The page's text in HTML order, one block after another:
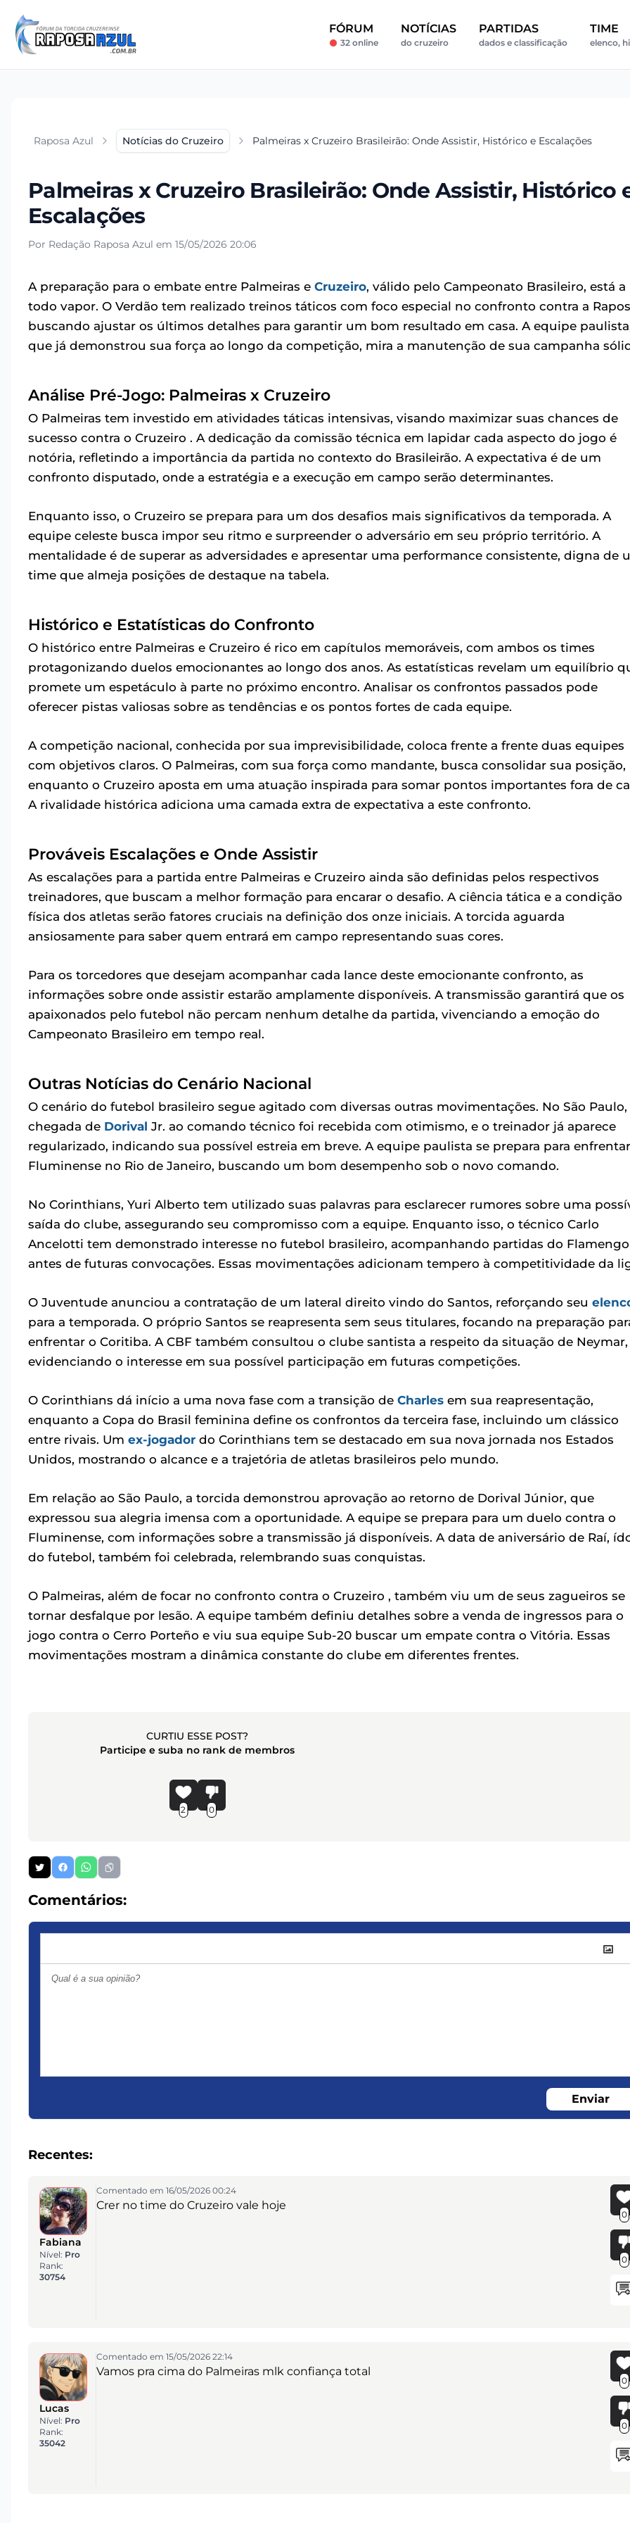
FÓRUM
32 online
NOTÍCIAS
do cruzeiro
PARTIDAS
dados e classificação
TIME
elenco,
Raposa Azul Notícias do Cruzeiro Palmeiras x Cruzeiro Brasileirão: Onde Assistir, Histórico e Escalações
Palmeiras x Cruzeiro Brasileirão: Onde Assistir, Histórico
Escalações
Por Redação Raposa Azul em 15/05/2026 20:06
A preparação para o embate entre Palmeiras e Cruzeiro, válido pelo Campeonato Brasileiro, está a
todo vapor. O Verdão tem realizado treinos táticos com foco especial no confronto contra a
buscando ajustar os últimos detalhes para garantir um bom resultado em casa. A equipe
que já demonstrou sua força ao longo da competição, mira a manutenção de sua campanha
Análise Pré-Jogo: Palmeiras x Cruzeiro
O Palmeiras tem investido em atividades táticas intensivas, visando maximizar suas chances de
sucesso contra o Cruzeiro . A dedicação da comissão técnica em lapidar cada aspecto do jogo é
notória, refletindo a importância da partida no contexto do Brasileirão. A expectativa é de um
confronto disputado, onde a estratégia e a execução em campo serão determinantes.
Enquanto isso, o Cruzeiro se prepara para um dos desafios mais significativos da temporada. A
equipe celeste busca impor seu ritmo e surpreender o adversário em seu próprio território. A
mentalidade é de superar as adversidades e apresentar uma performance consistente, digna de
time que almeja posições de destaque na tabela.
Histórico e Estatísticas do Confronto
O histórico entre Palmeiras e Cruzeiro é rico em capítulos memoráveis, com ambos os times
protagonizando duelos emocionantes ao longo dos anos. As estatísticas revelam um equilíbrio
promete um espetáculo à parte no próximo encontro. Analisar os confrontos passados pode
oferecer pistas valiosas sobre as tendências e os pontos fortes de cada equipe.
A competição nacional, conhecida por sua imprevisibilidade, coloca frente a frente duas equipes
com objetivos claros. O Palmeiras, com sua força como mandante, busca consolidar sua posição,
enquanto o Cruzeiro aposta em uma atuação inspirada para somar pontos importantes fora de
A rivalidade histórica adiciona uma camada extra de expectativa a este confronto.
Prováveis Escalações e Onde Assistir
As escalações para a partida entre Palmeiras e Cruzeiro ainda são definidas pelos respectivos
treinadores, que buscam a melhor formação para encarar o desafio. A ciência tática e a condição
física dos atletas serão fatores cruciais na definição dos onze iniciais. A torcida aguarda
ansiosamente para saber quem entrará em campo representando suas cores.
Para os torcedores que desejam acompanhar cada lance deste emocionante confronto, as
informações sobre onde assistir estarão amplamente disponíveis. A transmissão garantirá que os
apaixonados pelo futebol não percam nenhum detalhe da partida, vivenciando a emoção do
Campeonato Brasileiro em tempo real.
Outras Notícias do Cenário Nacional
O cenário do futebol brasileiro segue agitado com diversas outras movimentações. No São Paulo,
chegada de Dorival Jr. ao comando técnico foi recebida com otimismo, e o treinador já aparece
regularizado, indicando sua possível estreia em breve. A equipe paulista se prepara para
Fluminense no Rio de Janeiro, buscando um bom desempenho sob o novo comando.
No Corinthians, Yuri Alberto tem utilizado suas palavras para esclarecer rumores sobre uma
saída do clube, assegurando seu compromisso com a equipe. Enquanto isso, o técnico Carlo
Ancelotti tem demonstrado interesse no futebol brasileiro, acompanhando partidas do Flamengo
antes de futuras convocações. Essas movimentações adicionam tempero à competitividade da
O Juventude anunciou a contratação de um lateral direito vindo do Santos, reforçando seu
para a temporada. O próprio Santos se reapresenta sem seus titulares, focando na preparação
enfrentar o Coritiba. A CBF também consultou o clube santista a respeito da situação de Neymar,
evidenciando o interesse em sua possível participação em futuras competições.
O Corinthians dá início a uma nova fase com a transição de Charles em sua reapresentação,
enquanto a Copa do Brasil feminina define os confrontos da terceira fase, incluindo um clássico
entre rivais. Um ex-jogador do Corinthians tem se destacado em sua nova jornada nos Estados
Unidos, mostrando o alcance e a trajetória de atletas brasileiros pelo mundo.
Em relação ao São Paulo, a torcida demonstrou aprovação ao retorno de Dorival Júnior, que
expressou sua alegria imensa com a oportunidade. A equipe se prepara para um duelo contra o
Fluminense, com informações sobre a transmissão já disponíveis. A data de aniversário de Raí,
do futebol, também foi celebrada, relembrando suas conquistas.
O Palmeiras, além de focar no confronto contra o Cruzeiro , também viu um de seus zagueiros se
tornar desfalque por lesão. A equipe também definiu detalhes sobre a venda de ingressos para o
jogo contra o Cerro Porteño e viu sua equipe Sub-20 buscar um empate contra o Vitória. Essas
movimentações mostram a dinâmica constante do clube em diferentes frentes.
CURTIU ESSE POST?
Participe e suba no rank de membros
2 0
Comentários:
Enviar
Recentes:
Fabiana
Nível: Pro
Rank:
30754
Comentado em 16/05/2026 00:24
Crer no time do Cruzeiro vale hoje
0
0
Lucas
Nível: Pro
Rank:
35042
Comentado em 15/05/2026 22:14
Vamos pra cima do Palmeiras mlk confiança total
0
0